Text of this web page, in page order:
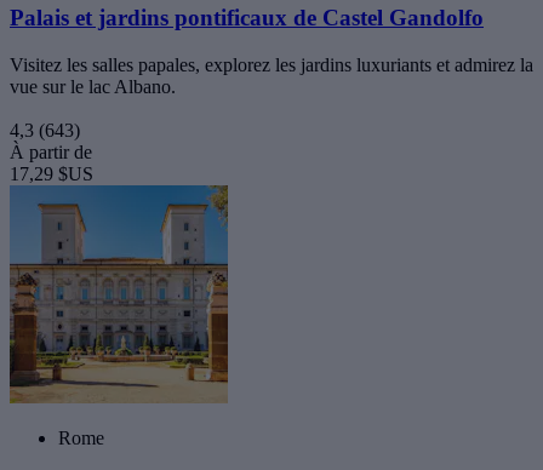
Palais et jardins pontificaux de Castel Gandolfo
Visitez les salles papales, explorez les jardins luxuriants et admirez la
vue sur le lac Albano.
4,3 (643)
À partir de
17,29 $US
Rome